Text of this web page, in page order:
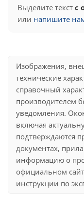
Выделите текст с
или напишите
Изображения,
технические
справочный
производителем
уведомления.
включая
подтверждаются
документах,
информацию о
официальном
инструкции по